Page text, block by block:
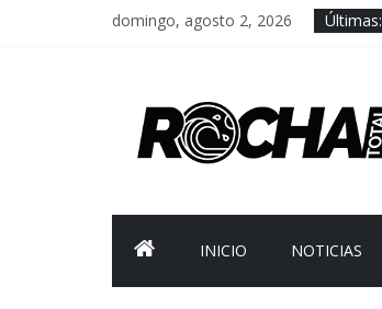
domingo, agosto 2, 2026 Últimas:
INICIO NOTICIAS